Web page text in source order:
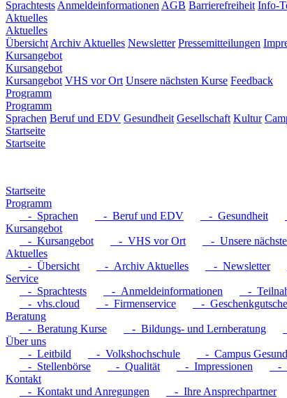
Sprachtests Anmeldeinformationen AGB Barrierefreiheit Info-
Aktuelles
Aktuelles
Übersicht Archiv Aktuelles Newsletter Pressemitteilungen
Kursangebot
Kursangebot
Kursangebot VHS vor Ort Unsere nächsten Kurse Feedback
Programm
Programm
Sprachen Beruf und EDV Gesundheit Gesellschaft Kultur
Startseite
Startseite
Startseite
Programm
- Sprachen
- Beruf und EDV - Gesundheit
Kursangebot
- Kursangebot
- VHS vor Ort - Unsere
Aktuelles
- Übersicht
- Archiv Aktuelles - Newsletter
Service
- Sprachtests
- Anmeldeinformationen -
- vhs.cloud
- Firmenservice
-
Beratung
- Beratung Kurse
- Bildungs- und Lernberatung
Über uns
- Leitbild
- Volkshochschule - Campus
- Stellenbörse
- Qualität - Impressionen
-
Kontakt
- Kontakt und Anregungen
- Ihre Ansprechpartner